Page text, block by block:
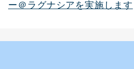
ー＠ラグナシアを実施します